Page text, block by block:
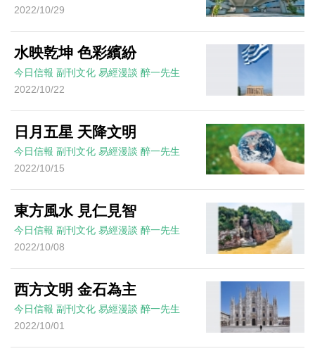
2022/10/29
水映乾坤 色彩繽紛
今日信報 副刊文化 易經漫談 醉一先生
2022/10/22
日月五星 天降文明
今日信報 副刊文化 易經漫談 醉一先生
2022/10/15
東方風水 見仁見智
今日信報 副刊文化 易經漫談 醉一先生
2022/10/08
西方文明 金石為主
今日信報 副刊文化 易經漫談 醉一先生
2022/10/01